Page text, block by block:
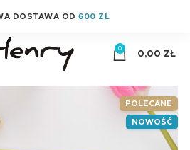
DOSTAWA OD600 ZŁ
0
0,00 ZŁ
POLECANE
NOWOŚĆ